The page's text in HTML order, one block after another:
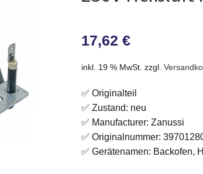
17,62 €
inkl. 19 % MwSt. zzgl.
✅ Originalteil
✅ Zustand: neu
✅ Manufacturer: Zanussi
✅ Originalnummer:
✅ Gerätenamen: Backofen,